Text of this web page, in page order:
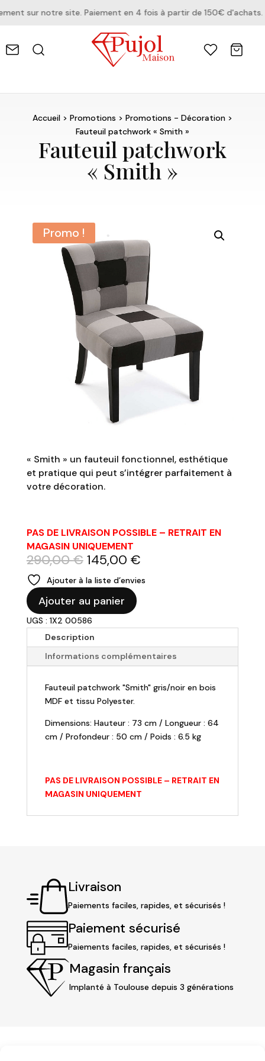
sur notre site. Paiement en 4 fois à partir de 150€ d'achats.
Accueil> Promotions > Promotions - Décoration>
Fauteuil patchwork « Smith »
Fauteuil patchwork
« Smith »
Promo !
« Smith » un fauteuil fonctionnel, esthétique
et pratique qui peut s’intégrer parfaitement à
votre décoration.
PAS DE LIVRAISON POSSIBLE – RETRAIT EN
MAGASIN UNIQUEMENT
290,00€ Le
prix
initial
était :
290,00 €.
145,00 €Le
actuel
Ajouter à la liste d’envies
quantité
de
Fauteuil
patchwork
"Smith"
Ajouter au panier
UGS : 1X2 00586
Description
Informations complémentaires
Fauteuil patchwork "Smith" gris/noir en bois
MDF et tissu Polyester.
Dimensions: Hauteur : 73 cm / Longueur : 64
cm / Profondeur : 50 cm / Poids : 6.5 kg
PAS DE LIVRAISON POSSIBLE – RETRAIT EN
MAGASIN UNIQUEMENT
Livraison
Paiements faciles, rapides, et sécurisés !
Paiement sécurisé
Paiements faciles, rapides, et sécurisés !
Magasin français
Implanté à Toulouse depuis 3 générations